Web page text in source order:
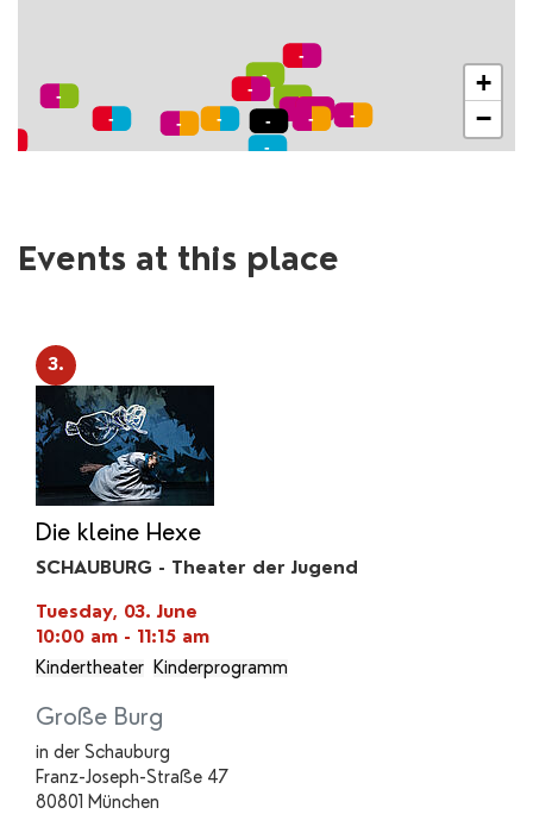
+
−
Events at this place
3.
Die kleine Hexe
SCHAUBURG - Theater der Jugend
Tuesday, 03. June
10:00 am - 11:15 am
Kindertheater Kinderprogramm
Große Burg
in der Schauburg
Franz-Joseph-Straße 47
80801 München